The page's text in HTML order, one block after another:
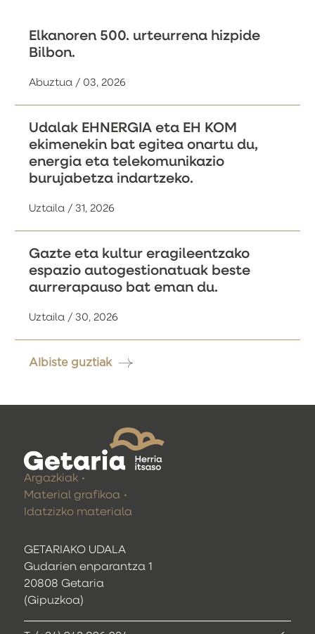
Elkanoren 500. urteurrena hizpide
Bilbon.
Abuztua / 03, 2026
Udalak EHNERGIA eta EH KOM
ekimenekin bat egitea onartu du,
energia eta telekomunikazio
burujabetza indartzeko.
Uztaila / 31, 2026
Gazte eta kultur eragileentzako
espazio autogestionatuak beste
aurrerapauso bat eman du.
Uztaila / 30, 2026
Albiste guztiak
GETARIAKO UDALA
Gudarien enparantza 1
20808 Getaria
(Gipuzkoa)
Argazkiak
Material grafikoa
Idatzizko materiala